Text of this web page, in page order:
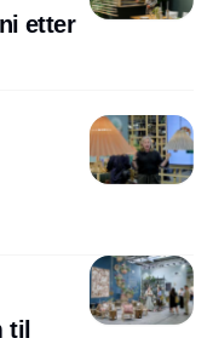
etter
til